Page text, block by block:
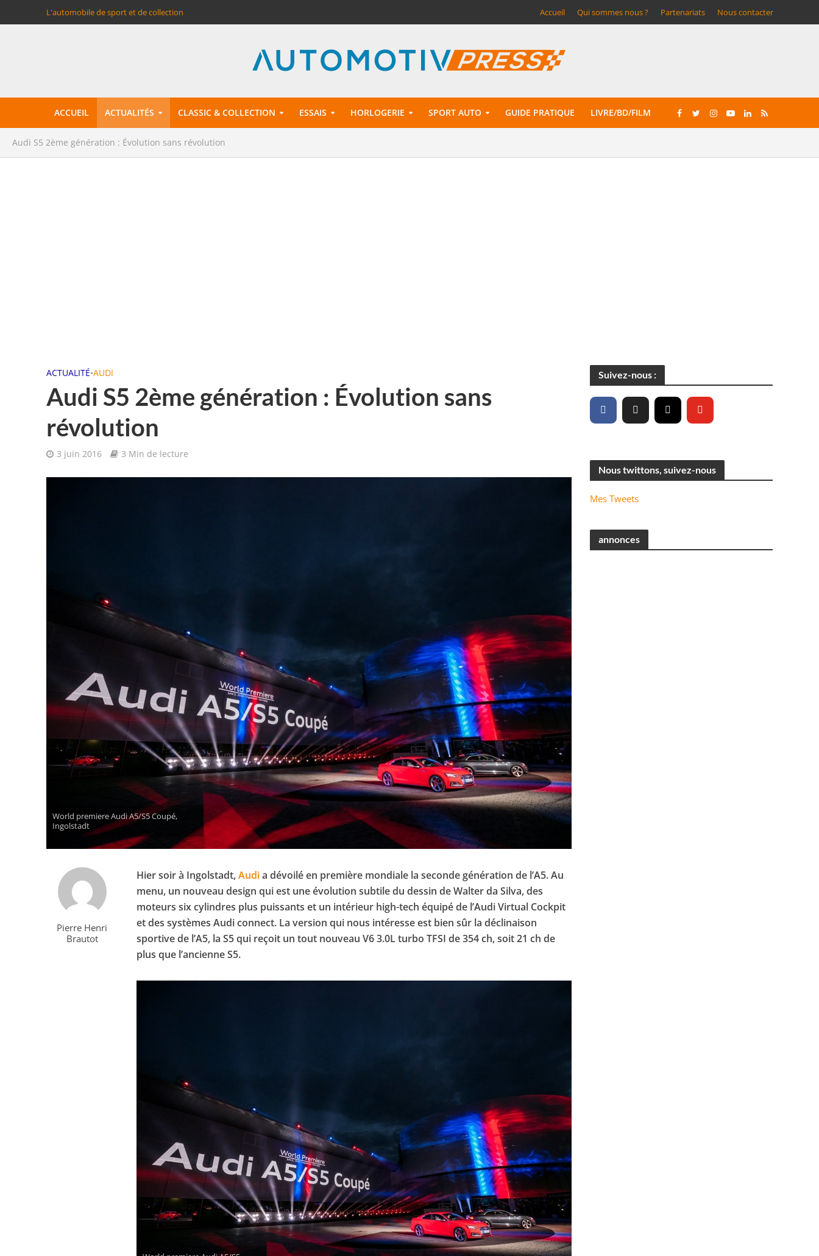
L'automobile de sport et de collection Accueil Qui sommes nous ? Partenariats Nous contacter
ACCUEIL ACTUALITÉS CLASSIC & COLLECTION ESSAIS HORLOGERIE SPORT AUTO GUIDE PRATIQUE LIVRE/BD/FILM
Audi S5 2ème génération : Évolution sans révolution
ACTUALITÉ•AUDI
Audi S5 2ème génération : Évolution sans
révolution
3 juin 2016 3 Min de lecture
World premiere Audi A5/S5 Coupé,
Ingolstadt
Pierre Henri
Brautot
Hier soir à Ingolstadt,Audia dévoilé en première mondiale la seconde génération de l’A5. Au
menu, un nouveau design qui est une évolution subtile du dessin de Walter da Silva, des
moteurs six cylindres plus puissants et un intérieur high-tech équipé de l’Audi Virtual Cockpit
et des systèmes Audi connect. La version qui nous intéresse est bien sûr la déclinaison
sportive de l’A5, la S5 qui reçoit un tout nouveau V6 3.0L turbo TFSI de 354 ch, soit 21 ch de
plus que l’ancienne S5.
Suivez-nous :
Nous twittons, suivez-nous
Mes Tweets
annonces